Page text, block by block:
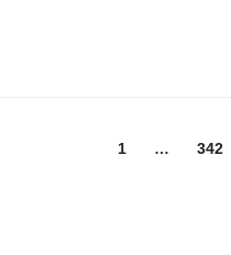
固
1 …
固
342